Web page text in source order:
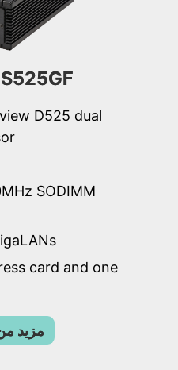
D525 dual
SODIMM
card and one
مزيد